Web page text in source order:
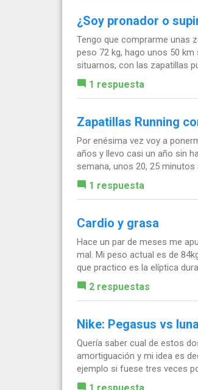
¿Soy pronador o
Tengo que comprarme unas
peso 72 kg, hago unos 50
situarnos, con las zapatillas
1 respuesta
Zapatillas Running
Por enésima vez voy a
años y llevo casi un año sin
semana, unos 20, 25 minutos
1 respuesta
Cardio y grasa
Hace un par de meses me
mal. Mi peso actual es de
que practico es la elíptica
2 respuestas
Nike: Pegasus vs
Quería saber cual de estos
amortiguación y mi idea es
ejemplo si fuese tres veces